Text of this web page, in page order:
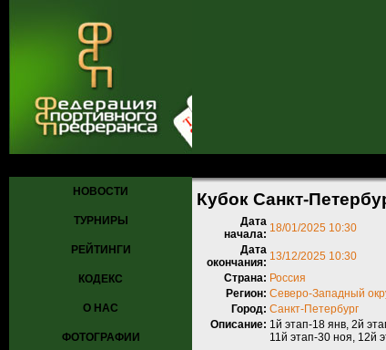
НОВОСТИ
ТУРНИРЫ
РЕЙТИНГИ
КОДЕКС
О НАС
ФОТОГРАФИИ
Кубок Санкт-
Дата
начала: 18/01/2025 10:30
Дата
окончания: 13/12/2025 10:30
Страна: Россия
Регион: Северо-Западный
Город: Санкт-Петербург
Описание: 1й этап-18 янв, 2й
11й этап-30 ноя, 12й